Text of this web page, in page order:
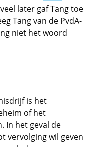
later gaf Tang toe
Tang van de PvdA-
niet het woord
is het
of het
In het geval de
vervolging wil geven